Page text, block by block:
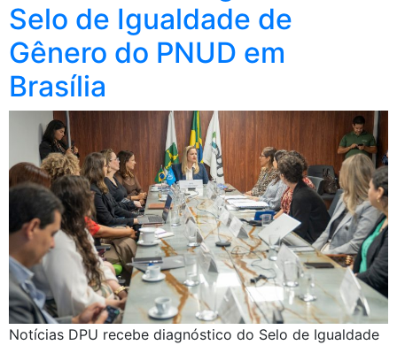
Selo de Igualdade de
Gênero do PNUD em
Brasília
Notícias DPU recebe diagnóstico do Selo de Igualdade